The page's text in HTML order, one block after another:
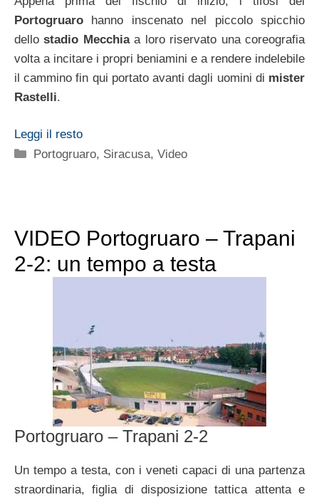
Portogruaro hanno inscenato nel piccolo spicchio
dellostadio Mecchiaa loro riservato una coreografia
volta a incitare i propri beniamini e a rendere indelebile
il cammino fin qui portato avanti dagli uomini di mister
Rastelli.
Leggi il resto
Categorie
Portogruaro, Siracusa,Video
VIDEO Portogruaro – Trapani
2-2: un tempo a testa
Portogruaro – Trapani 2-2
Un tempo a testa, con i veneti capaci di una partenza
straordinaria, figlia di disposizione tattica attenta e